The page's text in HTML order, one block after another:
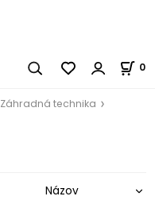
0
Záhradná technika